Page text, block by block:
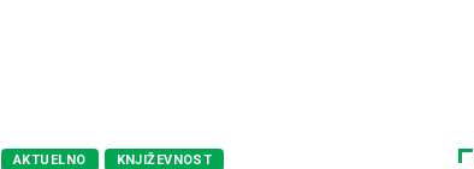
AKTUELNO KNJIŽEVNOST